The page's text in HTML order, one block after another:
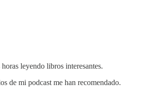
leyendo libros interesantes.
de mi podcast me han recomendado.